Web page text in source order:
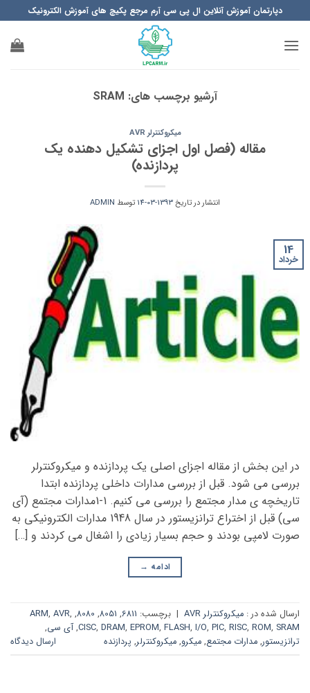
to
content
دپارتمان آموزش آنلاین ال پی سی آرم مرجع پکیچ های آموزش الکترونیک
آرشیو برچسب های: SRAM
میکروکنترلر AVR
مقاله (فصل اول اجزای تشکیل دهنده یک
پردازنده)
انتشار در تاریخ1393-03-14 توسط ADMIN
14
خرداد
در این بخش از مقاله اجزای اصلی یک پردازنده و میکروکنترلر
بررسی می شود. قبل از بررسی مدارات داخلی پردازنده ابتدا
تاریخچه ی مدار مجتمع را بررسی می کنیم. 1-1مدارات مجتمع (آی
سی) قبل از اختراع ترانزیستور در سال 1948 مدارات الکترونیکی به
صورت لامپی بودند و حجم بسیار زیادی را اشغال می کردند و […]
ادامه →
ارسال شده در : میکروکنترلر AVR | برچسب: 6811
,
8051
,
8080
,
ARM, AVR,
CISC, DRAM, EPROM, FLASH, I/O, PIC, RISC, ROM, SRAM
,آی سی,
ترانزیستور, مدارات مجتمع, میکرو, میکروکنترلر, پردازنده ارسال دیدگاه